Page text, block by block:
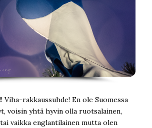
Viha-rakkaussuhde! En ole Suomessa
voisin yhtä hyvin olla ruotsalainen,
vaikka englantilainen mutta olen